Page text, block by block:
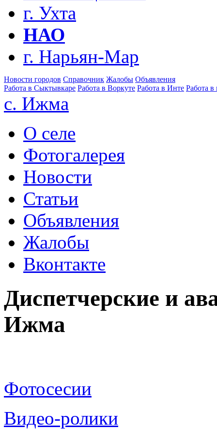
г. Ухта
НАО
г. Нарьян-Мар
Новости городов Справочник Жалобы Объявления
Работа в Сыктывкаре Работа в Воркуте Работа в Инте Работа в
с. Ижма
О селе
Фотогалерея
Новости
Статьи
Объявления
Жалобы
Вконтакте
Диспетчерские и
Ижма
Фотосесии
Видео-ролики